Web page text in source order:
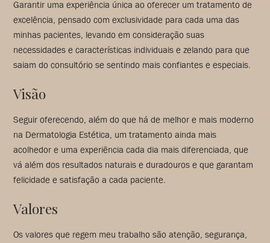
Garantir uma experiência única ao oferecer um tratamento de
excelência, pensado com exclusividade para cada uma das
minhas pacientes, levando em consideração suas
necessidades e características individuais e zelando para que
saiam do consultório se sentindo mais confiantes e especiais.
Visão
Seguir oferecendo, além do que há de melhor e mais moderno
na Dermatologia Estética, um tratamento ainda mais
acolhedor e uma experiência cada dia mais diferenciada, que
vá além dos resultados naturais e duradouros e que garantam
felicidade e satisfação a cada paciente.
Valores
Os valores que regem meu trabalho são atenção, segurança,